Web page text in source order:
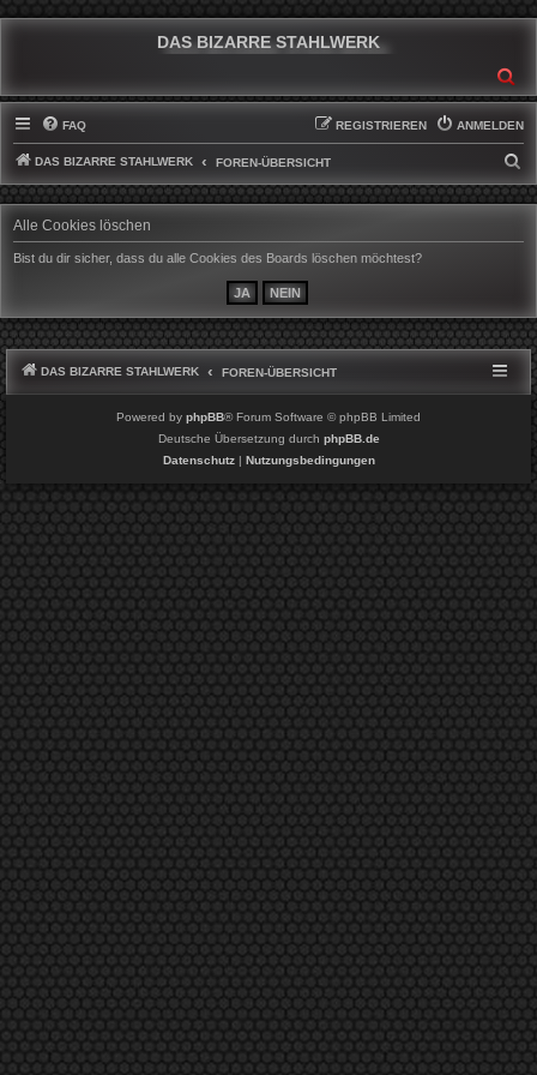
DAS BIZARRE STAHLWERK
FAQ ANMELDEN
REGISTRIEREN
DAS BIZARRE STAHLWERK FOREN-ÜBERSICHT
U
Alle Cookies löschen
Bist du dir sicher, dass du alle Cookies des Boards löschen möchtest?
DAS BIZARRE STAHLWERK FOREN-ÜBERSICHT
Powered by phpBB® Forum Software © phpBB Limited
Deutsche Übersetzung durch phpBB.de
Datenschutz| Nutzungsbedingungen